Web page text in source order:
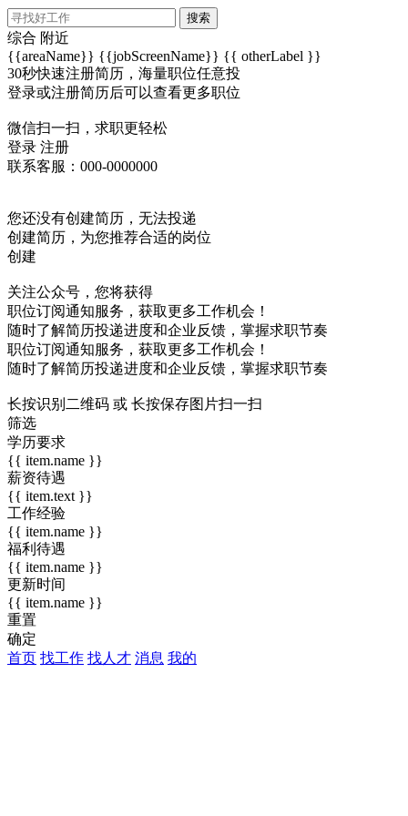
搜索
综合 附近
{{areaName}} {{jobScreenName}} {{ otherLabel }}
30秒快速注册简历，海量职位任意投
登录或注册简历后可以查看更多职位
微信扫一扫，求职更轻松
登录 注册
联系客服：000-0000000
您还没有创建简历，无法投递
创建简历，为您推荐合适的岗位
创建
关注公众号，您将获得
职位订阅通知服务，获取更多工作机会！
随时了解简历投递进度和企业反馈，掌握求职节奏
职位订阅通知服务，获取更多工作机会！
随时了解简历投递进度和企业反馈，掌握求职节奏
长按识别二维码 或 长按保存图片扫一扫
筛选
学历要求
{{ item.name }}
薪资待遇
{{ item.text }}
工作经验
{{ item.name }}
福利待遇
{{ item.name }}
更新时间
{{ item.name }}
重置
确定
首页 找工作 找人才 消息 我的